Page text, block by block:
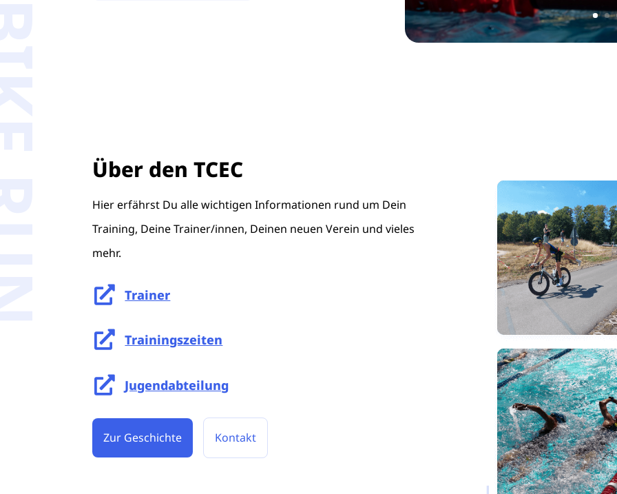
Über den TCEC
Hier erfährst Du alle wichtigen Informationen rund um Dein
Training, Deine Trainer/innen, Deinen neuen Verein und vieles
mehr.
 Trainer
 Trainingszeiten
 Jugendabteilung
Zur Geschichte Kontakt